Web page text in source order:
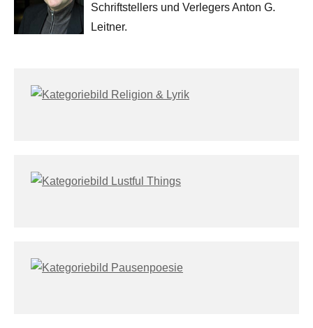
Schriftstellers und Verlegers Anton G.
Leitner.